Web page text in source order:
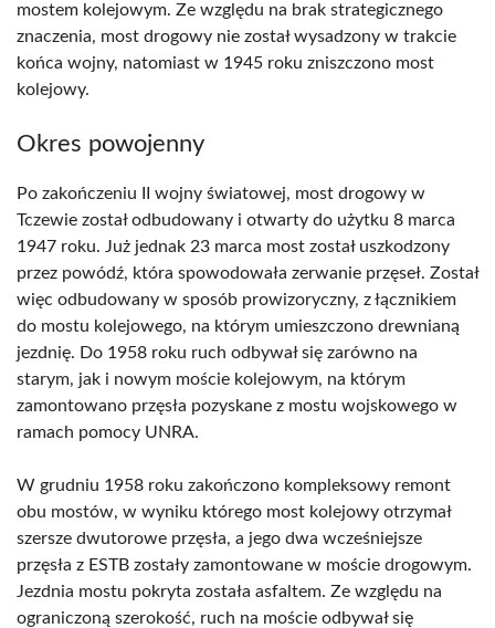
mostem kolejowym. Ze względu na brak strategicznego
znaczenia, most drogowy nie został wysadzony w trakcie
końca wojny, natomiast w 1945 roku zniszczono most
kolejowy.
Okres powojenny
Po zakończeniu II wojny światowej, most drogowy w
Tczewie został odbudowany i otwarty do użytku 8 marca
1947 roku. Już jednak 23 marca most został uszkodzony
przez powódź, która spowodowała zerwanie przęseł. Został
więc odbudowany w sposób prowizoryczny, z łącznikiem
do mostu kolejowego, na którym umieszczono drewnianą
jezdnię. Do 1958 roku ruch odbywał się zarówno na
starym, jak i nowym moście kolejowym, na którym
zamontowano przęsła pozyskane z mostu wojskowego w
ramach pomocy UNRA.
W grudniu 1958 roku zakończono kompleksowy remont
obu mostów, w wyniku którego most kolejowy otrzymał
szersze dwutorowe przęsła, a jego dwa wcześniejsze
przęsła z ESTB zostały zamontowane w moście drogowym.
Jezdnia mostu pokryta została asfaltem. Ze względu na
ograniczoną szerokość, ruch na moście odbywał się